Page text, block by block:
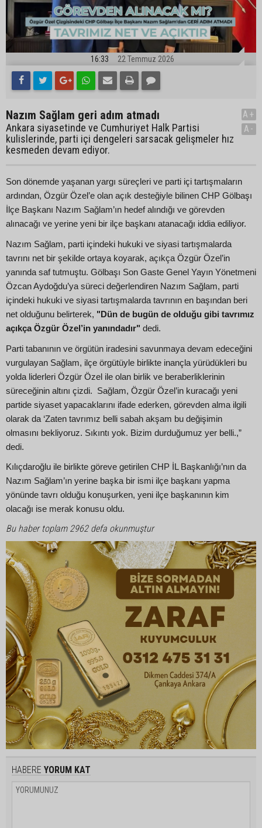
16:33 22 Temmuz 2026
Nazım Sağlam geri adım atmadı
Ankara siyasetinde ve Cumhuriyet Halk Partisi
kulislerinde, parti içi dengeleri sarsacak gelişmeler hız
kesmeden devam ediyor.
A+
A-
Son dönemde yaşanan yargı süreçleri ve parti içi tartışmaların
ardından, Özgür Özel’e olan açık desteğiyle bilinen CHP Gölbaşı
İlçe Başkanı Nazım Sağlam’ın hedef alındığı ve görevden
alınacağı ve yerine yeni bir ilçe başkanı atanacağı iddia ediliyor.
Nazım Sağlam, parti içindeki hukuki ve siyasi tartışmalarda
tavrını net bir şekilde ortaya koyarak, açıkça Özgür Özel’in
yanında saf tutmuştu. Gölbaşı Son Gaste Genel Yayın Yönetmeni
Özcan Aydoğdu’ya süreci değerlendiren Nazım Sağlam, parti
içindeki hukuki ve siyasi tartışmalarda tavrının en başından beri
net olduğunu belirterek, "Dün de bugün de olduğu gibi tavrımız
açıkça Özgür Özel’in yanındadır" dedi.
Parti tabanının ve örgütün iradesini savunmaya devam edeceğini
vurgulayan Sağlam, ilçe örgütüyle birlikte inançla yürüdükleri bu
yolda liderleri Özgür Özel ile olan birlik ve beraberliklerinin
süreceğinin altını çizdi. Sağlam, Özgür Özel’in kuracağı yeni
partide siyaset yapacaklarını ifade ederken, görevden alma ilgili
olarak da ‘Zaten tavrımız belli sabah akşam bu değişimin
olmasını bekliyoruz. Sıkıntı yok. Bizim durduğumuz yer belli.,”
dedi.
Kılıçdaroğlu ile birlikte göreve getirilen CHP İL Başkanlığı’nın da
Nazım Sağlam’ın yerine başka bir ismi ilçe başkanı yapma
yönünde tavrı olduğu konuşurken, yeni ilçe başkanının kim
olacağı ise merak konusu oldu.
Bu haber toplam 2962 defa okunmuştur
HABERE YORUM KAT